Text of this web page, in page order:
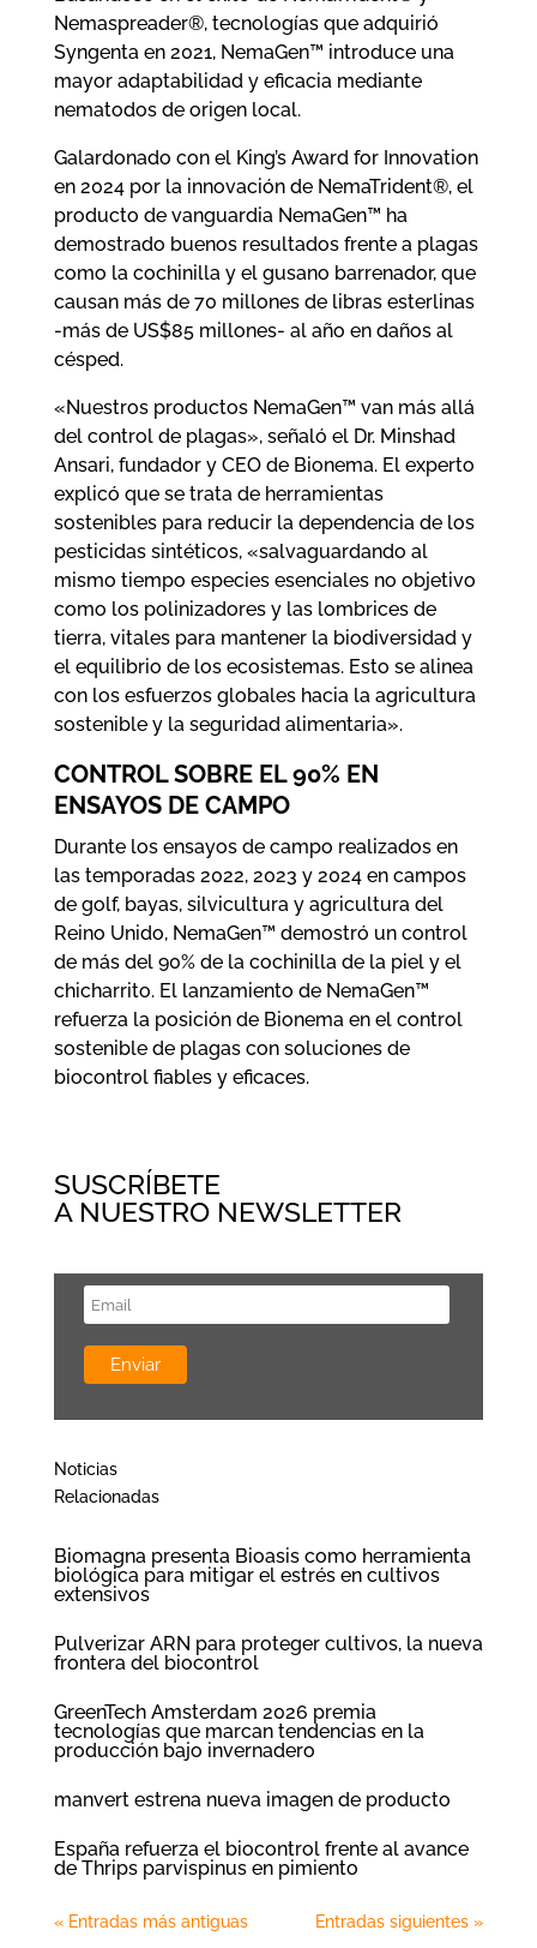
Nemaspreader®, tecnologías que adquirió
Syngenta en 2021, NemaGen™ introduce una
mayor adaptabilidad y eficacia mediante
nematodos de origen local.
Galardonado con el King’s Award for Innovation
en 2024 por la innovación de NemaTrident®, el
producto de vanguardia NemaGen™ ha
demostrado buenos resultados frente a plagas
como la cochinilla y el gusano barrenador, que
causan más de 70 millones de libras esterlinas
-más de US$85 millones- al año en daños al
césped.
«Nuestros productos NemaGen™ van más allá
del control de plagas», señaló el Dr. Minshad
Ansari, fundador y CEO de Bionema. El experto
explicó que se trata de herramientas
sostenibles para reducir la dependencia de los
pesticidas sintéticos, «salvaguardando al
mismo tiempo especies esenciales no objetivo
como los polinizadores y las lombrices de
tierra, vitales para mantener la biodiversidad y
el equilibrio de los ecosistemas. Esto se alinea
con los esfuerzos globales hacia la agricultura
sostenible y la seguridad alimentaria».
CONTROL SOBRE EL 90% EN
ENSAYOS DE CAMPO
Durante los ensayos de campo realizados en
las temporadas 2022, 2023 y 2024 en campos
de golf, bayas, silvicultura y agricultura del
Reino Unido, NemaGen™ demostró un control
de más del 90% de la cochinilla de la piel y el
chicharrito. El lanzamiento de NemaGen™
refuerza la posición de Bionema en el control
sostenible de plagas con soluciones de
biocontrol fiables y eficaces.
SUSCRÍBETE
A NUESTRO NEWSLETTER
Noticias
Relacionadas
Biomagna presenta Bioasis como herramienta
biológica para mitigar el estrés en cultivos
extensivos
Pulverizar ARN para proteger cultivos, la nueva
frontera del biocontrol
GreenTech Amsterdam 2026 premia
tecnologías que marcan tendencias en la
producción bajo invernadero
manvert estrena nueva imagen de producto
España refuerza el biocontrol frente al avance
de Thrips parvispinus en pimiento
« Entradas más antiguas Entradas siguientes »